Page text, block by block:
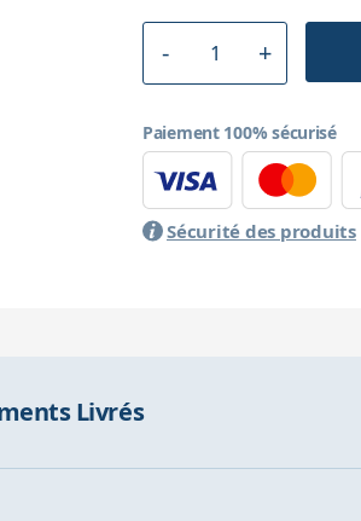
Paiement 100% sécurisé
Sécurité des produits
Livrés